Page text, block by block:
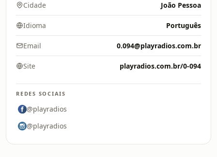
Cidade João Pessoa
Idioma Português
Email 0.094@playradios.com.br
Site playradios.com.br/0-094
REDES SOCIAIS
@playradios
@playradios